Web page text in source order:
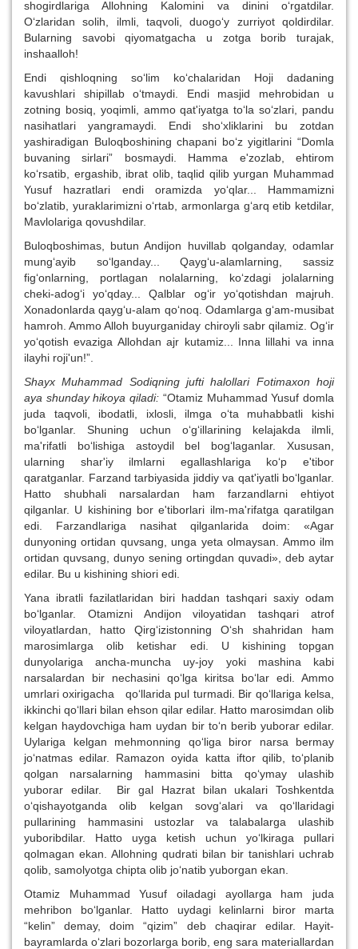
shogirdlariga Allohning Kalomini va dinini o‘rgatdilar.
O‘zlaridan solih, ilmli, taqvoli, duogo‘y zurriyot qoldirdilar.
Bularning savobi qiyomatgacha u zotga borib turajak,
inshaalloh!
Endi qishloqning so‘lim ko‘chalaridan Hoji dadaning
kavushlari shipillab o‘tmaydi. Endi masjid mehrobidan u
zotning bosiq, yoqimli, ammo qat'iyatga to‘la so‘zlari, pandu
nasihatlari yangramaydi. Endi sho‘xliklarini bu zotdan
yashiradigan Buloqboshining chapani bo‘z yigitlarini “Domla
buvaning sirlari” bosmaydi. Hamma e'zozlab, ehtirom
ko‘rsatib, ergashib, ibrat olib, taqlid qilib yurgan Muhammad
Yusuf hazratlari endi oramizda yo‘qlar... Hammamizni
bo‘zlatib, yuraklarimizni o‘rtab, armonlarga g‘arq etib ketdilar,
Mavlolariga qovushdilar.
Buloqboshimas, butun Andijon huvillab qolganday, odamlar
mung‘ayib so‘lganday... Qayg‘u-alamlarning, sassiz
fig‘onlarning, portlagan nolalarning, ko‘zdagi jolalarning
cheki-adog‘i yo‘qday... Qalblar og‘ir yo‘qotishdan majruh.
Xonadonlarda qayg‘u-alam qo‘noq. Odamlarga g‘am-musibat
hamroh. Ammo Alloh buyurganiday chiroyli sabr qilamiz. Og‘ir
yo‘qotish evaziga Allohdan ajr kutamiz... Inna lillahi va inna
ilayhi roji'un!”.
Shayx Muhammad Sodiqning jufti halollari Fotimaxon hoji
aya shunday hikoya qiladi: “Otamiz Muhammad Yusuf domla
juda taqvoli, ibodatli, ixlosli, ilmga o‘ta muhabbatli kishi
bo‘lganlar. Shuning uchun o‘g‘illarining kelajakda ilmli,
ma'rifatli bo‘lishiga astoydil bel bog‘laganlar. Xususan,
ularning shar'iy ilmlarni egallashlariga ko‘p e'tibor
qaratganlar. Farzand tarbiyasida jiddiy va qat'iyatli bo‘lganlar.
Hatto shubhali narsalardan ham farzandlarni ehtiyot
qilganlar. U kishining bor e'tiborlari ilm-ma'rifatga qaratilgan
edi. Farzandlariga nasihat qilganlarida doim: «Agar
dunyoning ortidan quvsang, unga yeta olmaysan. Ammo ilm
ortidan quvsang, dunyo sening ortingdan quvadi», deb aytar
edilar. Bu u kishining shiori edi.
Yana ibratli fazilatlaridan biri haddan tashqari saxiy odam
bo‘lganlar. Otamizni Andijon viloyatidan tashqari atrof
viloyatlardan, hatto Qirg‘izistonning O‘sh shahridan ham
marosimlarga olib ketishar edi. U kishining topgan
dunyolariga ancha-muncha uy-joy yoki mashina kabi
narsalardan bir nechasini qo‘lga kiritsa bo‘lar edi. Ammo
umrlari oxirigacha qo‘llarida pul turmadi. Bir qo‘llariga kelsa,
ikkinchi qo‘llari bilan ehson qilar edilar. Hatto marosimdan olib
kelgan haydovchiga ham uydan bir to‘n berib yuborar edilar.
Uylariga kelgan mehmonning qo‘liga biror narsa bermay
jo‘natmas edilar. Ramazon oyida katta iftor qilib, to‘planib
qolgan narsalarning hammasini bitta qo‘ymay ulashib
yuborar edilar. Bir gal Hazrat bilan ukalari Toshkentda
o‘qishayotganda olib kelgan sovg‘alari va qo‘llaridagi
pullarining hammasini ustozlar va talabalarga ulashib
yuboribdilar. Hatto uyga ketish uchun yo‘lkiraga pullari
qolmagan ekan. Allohning qudrati bilan bir tanishlari uchrab
qolib, samolyotga chipta olib jo‘natib yuborgan ekan.
Otamiz Muhammad Yusuf oiladagi ayollarga ham juda
mehribon bo‘lganlar. Hatto uydagi kelinlarni biror marta
“kelin” demay, doim “qizim” deb chaqirar edilar. Hayit-
bayramlarda o‘zlari bozorlarga borib, eng sara materiallardan